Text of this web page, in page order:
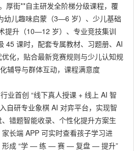
厚街**自主研发全阶梯分级课程，覆
儿趣味启蒙（3—6 岁）、少儿基础
提升（10—12 岁）、专业竞技集训
45 课时，配套专属教材、习题册、AI
化，贴合最新竞赛规则与少儿认知规
辅导与群体互动，课程满意度
业首创 “线下真人授课 + 线上 AI 智
自研专业象棋 AI 对弈平台，实现智
错题智能收录、个性化提升方案生
长端 APP 可实时查看孩子学习进
形成 “学 — 练 — 赛 — 复盘 — 提升”